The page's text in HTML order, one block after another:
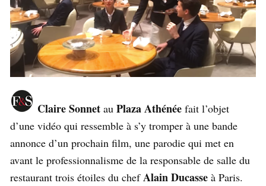
Claire Sonnet au Plaza Athénée fait l’objet
d’une vidéo qui ressemble à s’y tromper à une bande
annonce d’un prochain film, une parodie qui met en
avant le professionnalisme de la responsable de salle du
restaurant trois étoiles du chefAlain Ducasse à Paris.